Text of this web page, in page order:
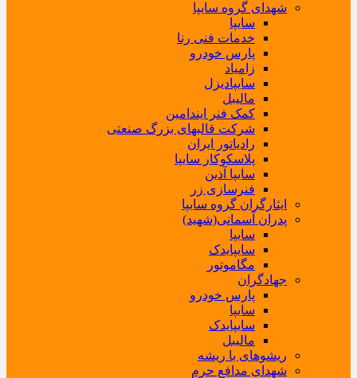
شهدای گروه سایپا
سایپا
خدمات فنی رنا
پارس خودرو
زامیاد
سایپادیزل
مالیبل
کمک فنر ایندامین
شرکت قالبهای بزرگ صنعتی
رادیاتور ایران
پلاسکوکار سایپا
سایپا آذین
فنرسازی زر
ایثارگران گروه سایپا
پدران آسمانی(شهید)
سایپا
سایپایدک
مگاموتور
جهادگران
پارس خودرو
سایپا
سایپایدک
مالیبل
ریشوهای با ریشه
شهدای مدافع حرم